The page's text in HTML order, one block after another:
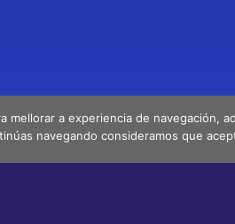
a experiencia de navegación,
navegando consideramos que